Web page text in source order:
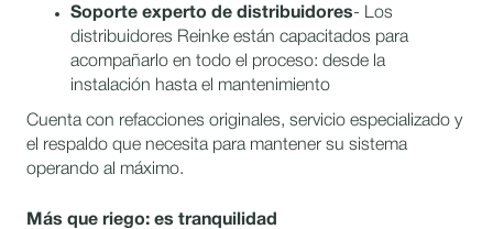
Soporte experto de distribuidores- Los
distribuidores Reinke están capacitados para
acompañarlo en todo el proceso: desde la
instalación hasta el mantenimiento
Cuenta con refacciones originales, servicio especializado y
el respaldo que necesita para mantener su sistema
operando al máximo.
Más que riego: es tranquilidad